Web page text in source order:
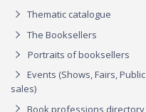
Thematic catalogue
The Booksellers
Portraits of booksellers
Events (Shows, Fairs, Public
sales)
Book professions directory